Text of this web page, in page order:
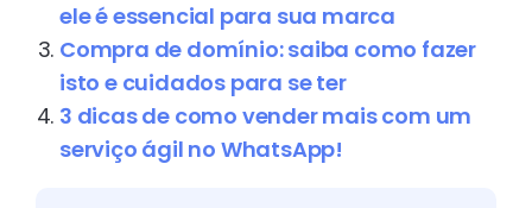
ele é essencial para sua marca
Compra de domínio: saiba como fazer
isto e cuidados para se ter
3 dicas de como vender mais com um
serviço ágil no WhatsApp!